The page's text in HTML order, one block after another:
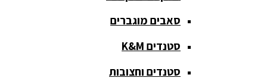
הקלטה
סאבים מוגברים
סטנדים K&M
סטנדים וחצובות